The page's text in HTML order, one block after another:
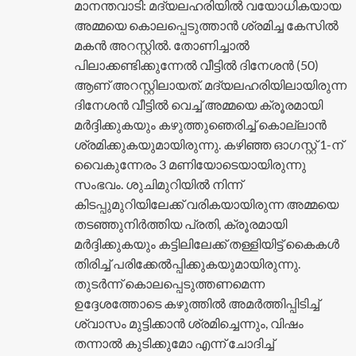
മാനന്തവാടി: മദ്യലഹരിയിൽ വയോധികയായ
അമ്മയെ കൊലപ്പെടുത്താൻ ശ്രമിച്ച കേസിൽ
മകൻ അറസ്റ്റിൽ. തോണിച്ചാൽ
പിലാക്കണ്ടിക്കുന്നേൽ വീട്ടിൽ ദിനേശൻ (50)
ആണ് അറസ്റ്റിലായത്. മദ്യലഹരിയിലായിരുന്ന
ദിനേശൻ വീട്ടിൽ വെച്ച് അമ്മയെ ക്രൂരമായി
മർദ്ദിക്കുകയും കഴുത്തുഞെരിച്ച് കൊല്ലാൻ
ശ്രമിക്കുകയുമായിരുന്നു. കഴിഞ്ഞ ഓഗസ്റ്റ് 1-ന്
വൈകുന്നേരം 3 മണിയോടെയായിരുന്നു
സംഭവം. ശുചിമുറിയിൽ നിന്ന്
കിടപ്പുമുറിയിലേക്ക് വരികയായിരുന്ന അമ്മയെ
തടഞ്ഞുനിർത്തിയ പ്രതി, ക്രൂരമായി
മർദ്ദിക്കുകയും കട്ടിലിലേക്ക് തള്ളിയിട്ട് കൈകൾ
തിരിച്ച് പരിക്കേൽപ്പിക്കുകയുമായിരുന്നു.
തുടർന്ന് കൊലപ്പെടുത്തണമെന്ന
ഉദ്ദേശത്തോടെ കഴുത്തിൽ അമർത്തിപ്പിടിച്ച്
ശ്വാസം മുട്ടിക്കാൻ ശ്രമിച്ചെന്നും, വിഷം
തന്നാൽ കുടിക്കുമോ എന്ന് ചോദിച്ച്